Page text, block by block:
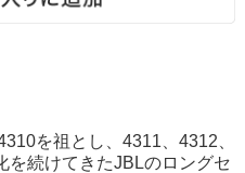
を祖とし、4311、4312、
を続けてきたJBLのロングセ